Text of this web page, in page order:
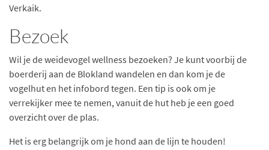
Verkaik.
Bezoek
Wil je de weidevogel wellness bezoeken? Je kunt voorbij de
boerderij aan de Blokland wandelen en dan kom je de
vogelhut en het infobord tegen. Een tip is ook om je
verrekijker mee te nemen, vanuit de hut heb je een goed
overzicht over de plas.
Het is erg belangrijk om je hond aan de lijn te houden!